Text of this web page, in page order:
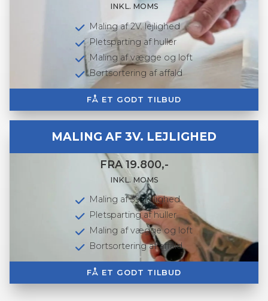
INKL. MOMS
Maling af 2V. lejlighed
Pletsparting af huller
Maling af vægge og loft
Bortsortering af affald
FÅ ET GODT TILBUD
MALING AF 3V. LEJLIGHED
FRA 19.800,-
INKL. MOMS
Maling af 3V. lejlighed
Pletsparting af huller
Maling af vægge og loft
Bortsortering af affald
FÅ ET GODT TILBUD